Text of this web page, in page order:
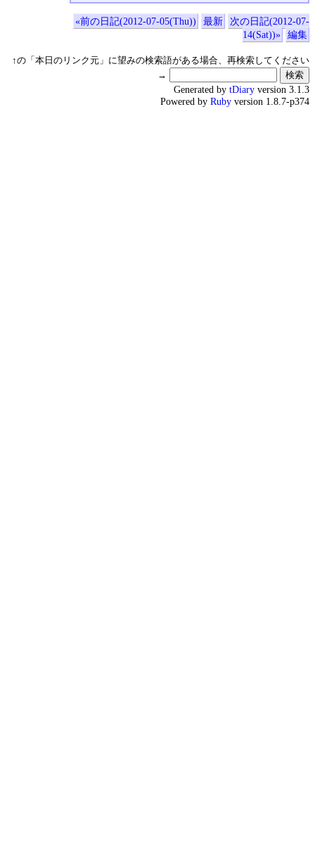
«前の日記(2012-07-05(Thu)) 最新
次の日記(2012-07-
14(Sat))»
編集
↑の「本日のリンク元」に望みの検索語がある場合、再検索してください
→
Generated by tDiary version 3.1.3
Powered by Ruby version 1.8.7-p374